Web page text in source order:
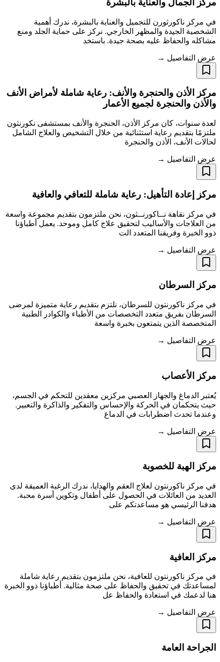
مركز الجمال والعناية بالبشرة
في مركز ناكورثورن للتجميل والعناية بالبشرة، ندرك أهمية
الشخصية الجيدة والمظهر الخارجي. نركز على حماية الجلد ومنع
مشاكله والحفاظ عليه بصحة جيدة. باستخد
عرض التفاصيل →
مركز الأذن والحنجرة والأنف: رعاية شاملة لأمراض الأنف
والأذن والحنجرة لجميع الأعمار
لعدة سنوات، كان مركز الأذن، الحنجرة والأنف بمستشفى نكورنثون
ملتزمًا بتقديم رعاية استثنائية من خلال التشخيص والعلاج الشامل
لحالات الأنف، الأذن والحنجرة
عرض التفاصيل →
مركز إعادة التأهيل: رعاية شاملة للتعافي والعافية
في مركز نقاهة نــاكورنــثون، نحن ملتزمون بتقديم مجموعة واسعة
من العلاجات والأساليب لتحقيق علاج كامل وموحد. يعمل أطباؤنا
ذوو الخبرة وفريقنا المتعدد الت
عرض التفاصيل →
مركز السرطان
في مركز ناكورنتون للسرطان، نلتزم بتقديم رعاية متميزة لمرضى
السرطان بفريق متعدد التخصصات من الأطباء والكوادر الطبية
المتخصصة الذين يتمتعون بخبرة واسعة
عرض التفاصيل →
مركز الأعصاب
يُعتبر الدماغ والجهاز العصبي مركزين معقدين للتحكم في الجسم،
حيث يتحكمان في الحركة والإحساس والتفكير والذاكرة والتعبير.
وعندما تحدث اضطرابات في الدماغ
عرض التفاصيل →
مركز الهبة للخصوبة
في مركز ناكورنتون لعلاج العقم والهدايا، ندرك الرغبة العميقة لدى
العديد من العائلات في الحصول على أطفال وتكوين أسرة محبة.
هدفنا الرئيسي هو مساعدتكم على
عرض التفاصيل →
مركز العافية
في مركز ناكورنتون للعافية، نحن ملتزمون بتقديم رعاية شاملة
لمساعدتك في تحقيق والحفاظ على صحة مثالية. أطباؤنا ذوو الخبرة
هنا لدعمك في استعادة والحفاظ عل
عرض التفاصيل →
الجراحة العامة